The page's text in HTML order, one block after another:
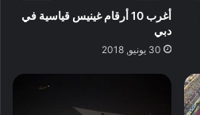
أغرب 10 أرقام غينيس قياسية في
دبي
30 يونيو, 2018